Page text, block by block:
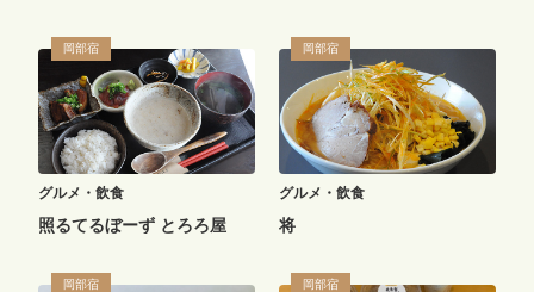
岡部宿
グルメ・飲食
照るてるぼーず とろろ屋
岡部宿
グルメ・飲食
将
岡部宿 岡部宿